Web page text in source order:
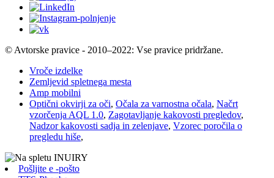
© Avtorske pravice - 2010–2022: Vse pravice pridržane.
Vroče izdelke
Zemljevid spletnega mesta
Amp mobilni
Optični okvirji za oči, Očala za varnostna očala, Načrt
vzorčenja AQL 1.0, Zagotavljanje kakovosti pregledov,
Nadzor kakovosti sadja in zelenjave, Vzorec poročila o
pregledu hiše,
Pošljite e -pošto